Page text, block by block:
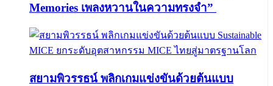
Memories เพลงหวานในความทรงจำ”
สยามพิวรรธน์ พลิกเกมแข่งขันด้วยต้นแบบ